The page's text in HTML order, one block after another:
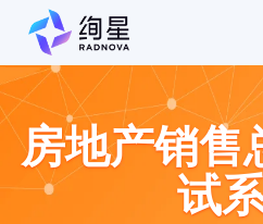
房地产销售
试